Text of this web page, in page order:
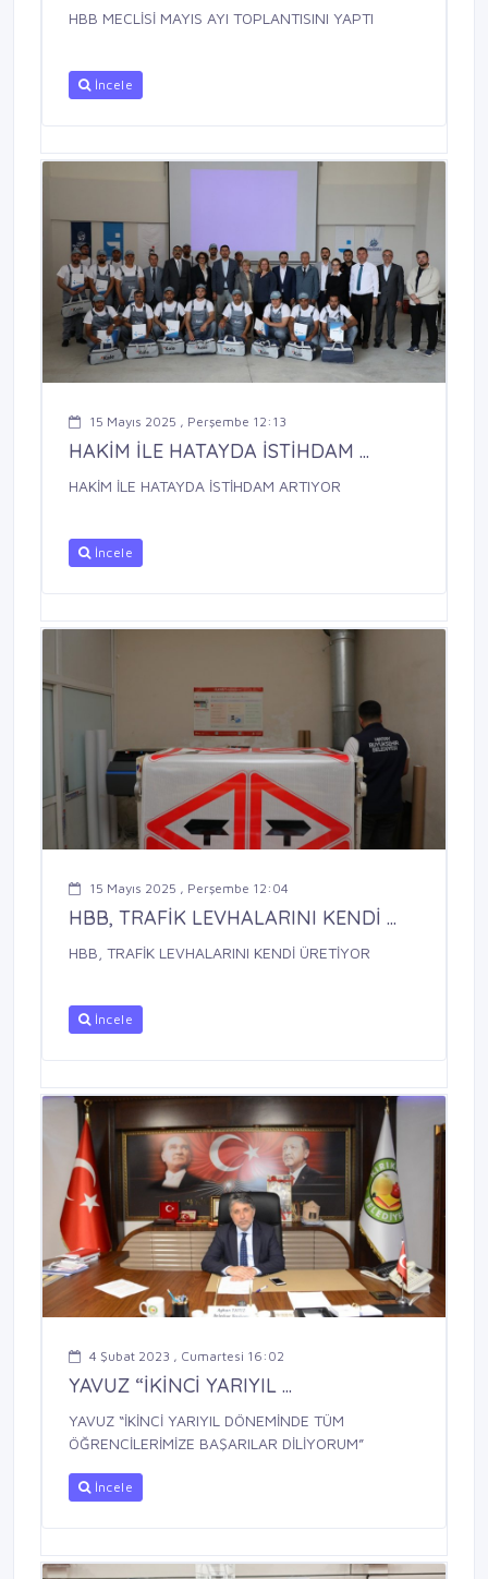
HBB MECLİSİ MAYIS AYI TOPLANTISINI YAPTI
İncele
15 Mayıs 2025 , Perşembe 12:13
HAKİM İLE HATAYDA İSTİHDAM ...
HAKİM İLE HATAYDA İSTİHDAM ARTIYOR
İncele
15 Mayıs 2025 , Perşembe 12:04
HBB, TRAFİK LEVHALARINI KENDİ ...
HBB, TRAFİK LEVHALARINI KENDİ ÜRETİYOR
İncele
4 Şubat 2023 , Cumartesi 16:02
YAVUZ “İKİNCİ YARIYIL ...
YAVUZ “İKİNCİ YARIYIL DÖNEMİNDE TÜM
ÖĞRENCİLERİMİZE BAŞARILAR DİLİYORUM”
İncele